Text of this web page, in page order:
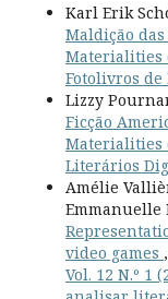
Karl Erik
Maldição
Materialities
Fotolivros
Lizzy
Ficção
Materialities
Literários
Amélie
Emmanuelle
video games ,
Vol. 12 N.º 1